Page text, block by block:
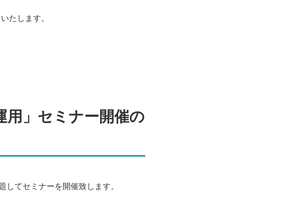
たします。
」セミナー開催の
てセミナーを開催致します。